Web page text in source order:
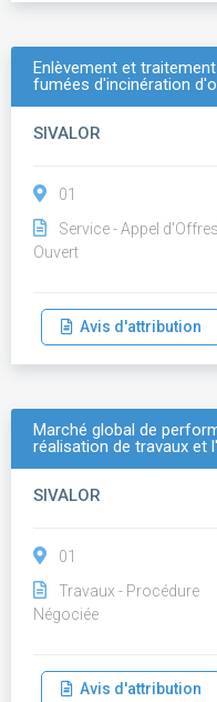
Enlèvement et
fumées d'incinération
SIVALOR
01
Service - Appel d'Offres
Ouvert
Avis d'attribution
Marché global de
réalisation de travaux et
SIVALOR
01
Travaux - Procédure
Négociée
Avis d'attribution